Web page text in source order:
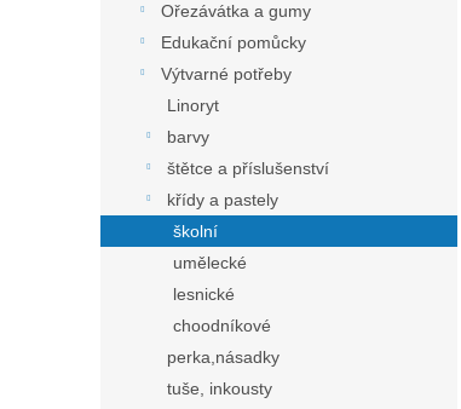
Ořezávátka a gumy
Edukační pomůcky
Výtvarné potřeby
Linoryt
barvy
štětce a příslušenství
křídy a pastely
školní
umělecké
lesnické
choodníkové
perka,násadky
tuše, inkousty